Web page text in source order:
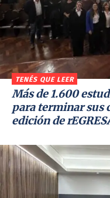
TENÉS QUE LEER
Más de 1.600
para terminar sus
edición de